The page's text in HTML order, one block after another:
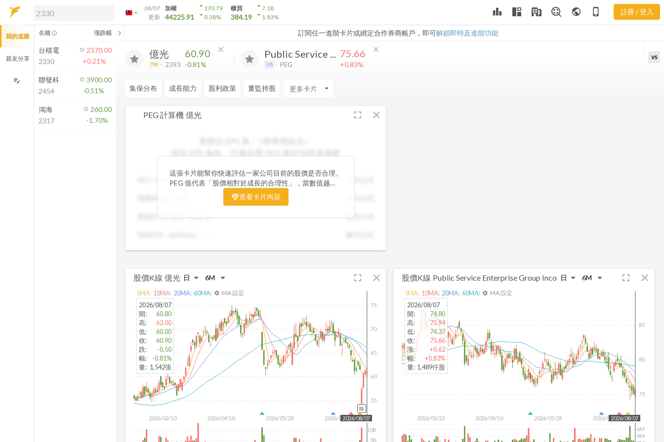
arrow_drop_down
08/07
更新
加權
44225.91
arrow_drop_down170.79
arrow_drop_down0.38%
櫃買
384.19
arrow_drop_down7.18
arrow_drop_down1.83% leaderboard public phone_iphone 註冊 / 登入
訂閱任一進階卡片或綁定合作券商帳戶，即可解鎖即時及進階功能
解鎖即時行情及進階功能
方案」，即可解鎖以下功能：
即時行情
即時市況與排行
成交金額熱力圖
前往方案訂閱
如何綁定合作券商
算機
億光
TW 2393
60.90
-0.81%
close Public Service ...
US PEG
75.66
+0.83%
close
VS
集保分布 成長能力 股利政策 董監持股 arrow_drop_down
PEG 計算機 億光 fullscreen close
預估EPS年增率 :0.00% 顯示公式
這張卡片能幫你快速評估一家公司目前的股價是否合理。
PEG 值代表「股價相對於成長的合理性」，當數值越
低，通常表示股票價格尚未充分反映公司未來的獲利成長
潛力，具備投資吸引力。 卡片同時顯示預估 EPS、年增
查看卡片內容
股價K線 億光 fullscreen close
2026/02/10 2026/04/10 2026/05/28 2026/07/16
55
60
65
70
75
2026/08/07
5K
10K
2026/08/07
開:
60.80
高:
62.00
低:
60.00
收:
60.90
跌:
-0.50
幅:
-0.81%
量: 1,542張
5MA: 10MA: 20MA: 60MA: settings MA 設定
除
股價K線 Public Service Enterprise Group Incorporated fullscreen close
2026/02/23 2026/04/10 2026/05/28 2026/07/16
75
80
85
2026/08/07
4M
6M
2026/08/07
開:
74.80
高:
75.94
低:
74.37
收:
75.66
漲:
+0.62
幅:
+0.83%
量: 1,489仟股
5MA: 10MA: 20MA: 60MA: settings MA 設定
我的追蹤
親友分享
edit_note
名稱 info_outline 漲跌幅 chevron_left
台積電
2330
2370.00
+0.21%
聯發科
2454
3900.00
-0.51%
鴻海
2317
260.00
-1.70%